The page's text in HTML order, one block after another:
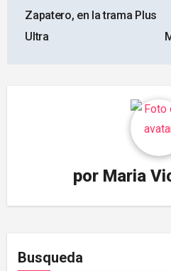
entradas
Zapatero, en la trama Plus
Ultra
por Maria
Busqueda